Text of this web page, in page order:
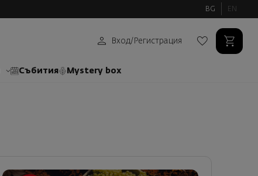
BG EN
Вход/ Регистрация
Събития Mystery box